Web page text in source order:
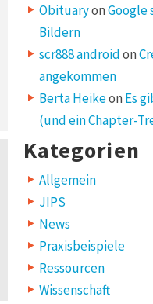
ObituaryonGoogle
Bildern
scr888 androidon
angekommen
Berta Heikeon Es
(und ein Chapter-
Kategorien
Allgemein
JIPS
News
Praxisbeispiele
Ressourcen
Wissenschaft